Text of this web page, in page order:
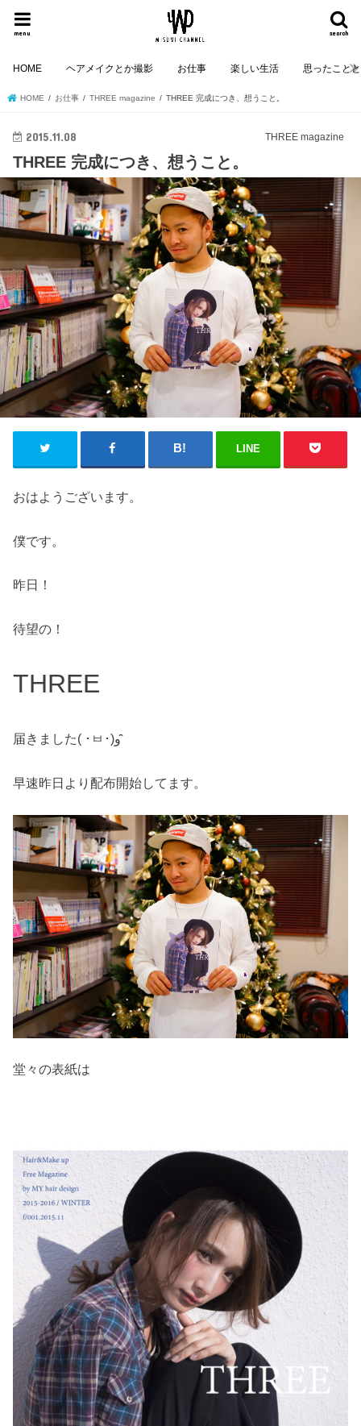
search
menu
HOME ヘアメイクとか撮影 お仕事 楽しい生活 思ったこと
HOME お仕事 THREE magazine THREE 完成につき、想うこと。
THREE magazine
2015.11.08
THREE 完成につき、想うこと。
LINE
おはようございます。
僕です。
昨日！
待望の！
THREE
届きました( ･ㅂ･)و ̑̑
早速昨日より配布開始してます。
堂々の表紙は